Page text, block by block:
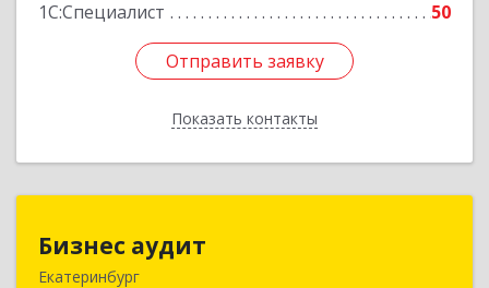
1С:Специалист
50
Отправить заявку
Показать контакты
Отправить заявку
Назад
Бизнес аудит
Екатеринбург
620062, Свердловская обл, Екатеринбург г,